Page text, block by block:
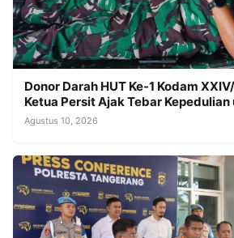
Donor Darah HUT Ke-1 Kodam
Ketua Persit Ajak Tebar
Agustus 10, 2026